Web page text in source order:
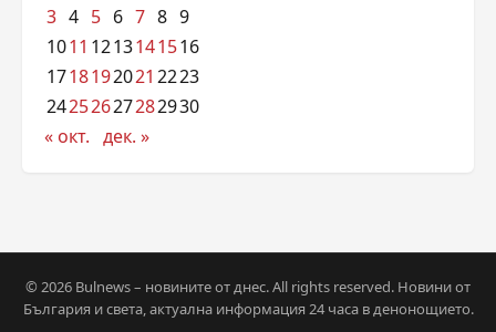
3 4 5 6 7 8 9
1011 1213141516
1718192021 2223
24252627282930
« окт. дек. »
© 2026 Bulnews – новините от днес. All rights reserved. Новини от
България и света, актуална информация 24 часа в денонощието.